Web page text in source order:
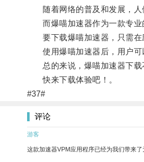
随着网络的普及和发展，人
而爆喵加速器作为一款专业
要下载爆喵加速器，只需在
使用爆喵加速器后，用户可
总的来说，爆喵加速器下载
快来下载体验吧！。
#37#
评论
游客
这款加速器VPM应用程序已经为我们带来了